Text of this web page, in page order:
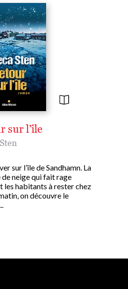
sur l’île
sur l’île de Sandhamn. La
neige qui fait rage
les habitants à rester chez
on découvre le